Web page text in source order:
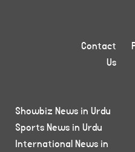
Contact
Us
Showbiz News in Urdu
Sports News in Urdu
International News in